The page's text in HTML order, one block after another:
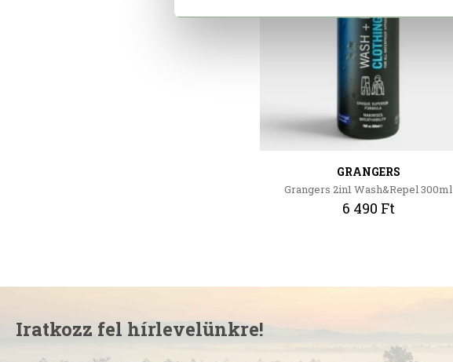
GRANGERS
Grangers 2in1 Wash&Repel 300ml
6 490 Ft
Iratkozz fel hírlevelünkre!